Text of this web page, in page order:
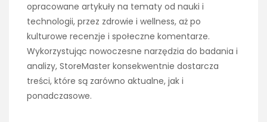
opracowane artykuły na tematy od nauki i
technologii, przez zdrowie i wellness, aż po
kulturowe recenzje i społeczne komentarze.
Wykorzystując nowoczesne narzędzia do badania i
analizy, StoreMaster konsekwentnie dostarcza
treści, które są zarówno aktualne, jak i
ponadczasowe.